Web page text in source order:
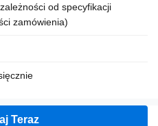
od specyfikacji
zamówienia)
Teraz